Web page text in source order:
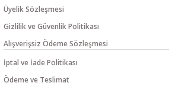
Üyelik Sözleşmesi
Gizlilik ve Güvenlik Politikası
Alışverişsiz Ödeme Sözleşmesi
İptal ve İade Politikası
Ödeme ve Teslimat